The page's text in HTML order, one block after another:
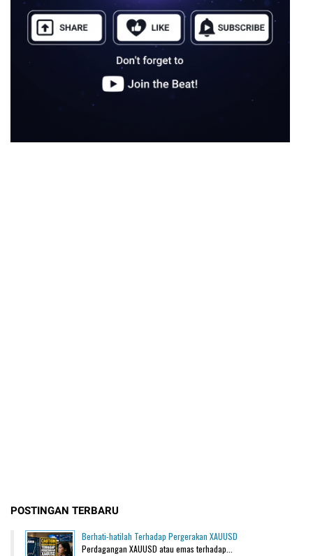
POSTINGAN TERBARU
Berhati-hatilah Terhadap Pergerakan XAUUSD
Perdagangan XAUUSD atau emas terhadap...